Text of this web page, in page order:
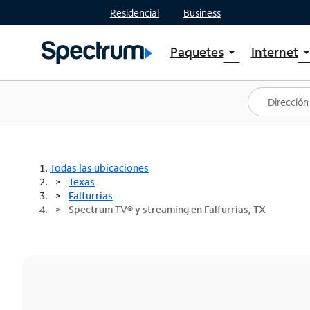
Residencial Business
Paquetesarrow_drop_down
Ver paquetes
Spectrum One
Mejores ofertas
Internetarrow_drop_down
Planes
Todas las ubicaciones
Texas
Falfurrias
Spectrum TV® y streaming en Falfurrias, TX